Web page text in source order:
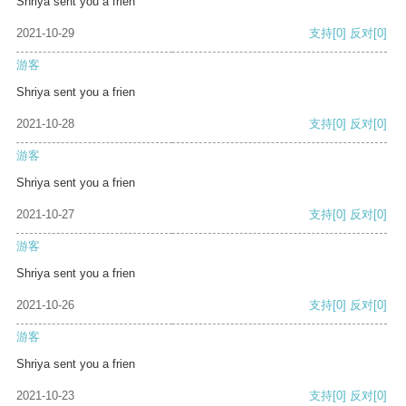
2021-10-29 支持[0] 反对[0]
游客
Shriya sent you a frien
2021-10-28 支持[0] 反对[0]
游客
Shriya sent you a frien
2021-10-27 支持[0] 反对[0]
游客
Shriya sent you a frien
2021-10-26 支持[0] 反对[0]
游客
Shriya sent you a frien
2021-10-23 支持[0] 反对[0]